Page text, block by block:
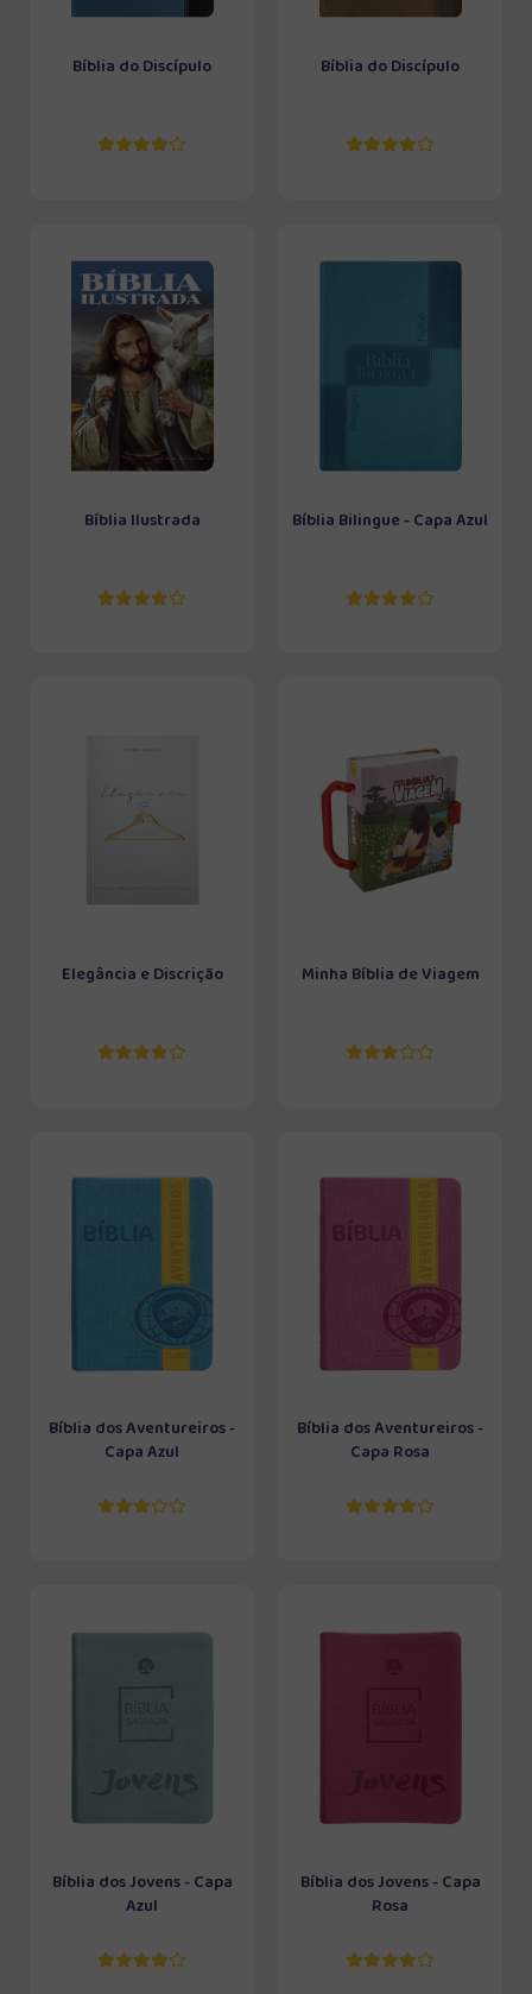
Bíblia do Discípulo Bíblia do Discípulo
Bíblia Ilustrada Bíblia Bilingue - Capa Azul
Elegância e Discrição Minha Bíblia de Viagem
Bíblia dos Aventureiros -
Capa Azul
Bíblia dos Aventureiros -
Capa Rosa
Bíblia dos Jovens - Capa
Azul
Bíblia dos Jovens - Capa
Rosa